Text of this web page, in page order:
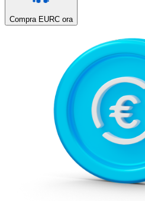
Compra EURC ora